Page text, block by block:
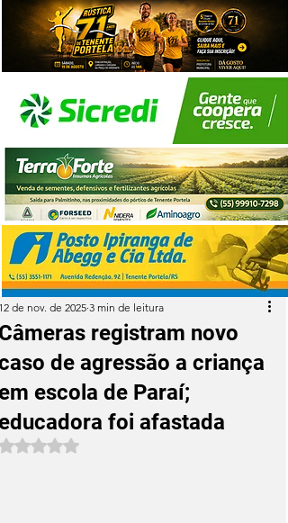
registram novo
de agressão a criança
escola de Paraí;
foi afastada
de nov. de 2025 3 min de leitura
Avaliado com NaN de 5 estrelas.